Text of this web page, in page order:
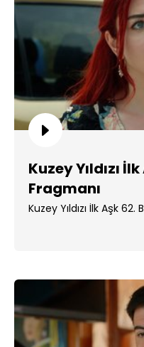
Kuzey Yıldızı
Fragmanı
Kuzey Yıldızı İlk Aşk